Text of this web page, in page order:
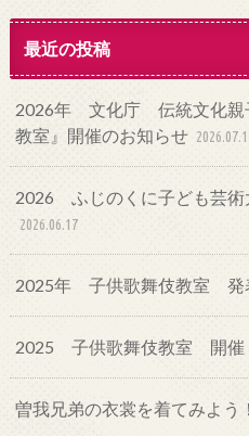
最近の投稿
2026年 文化庁 伝統文化親
教室』開催のお知らせ
2026 ふじのくに子ども芸術
2026.06.17
2025年 子供歌舞伎教室 発
2025 子供歌舞伎教室 開催
曽我兄弟の衣裳を着てみよう